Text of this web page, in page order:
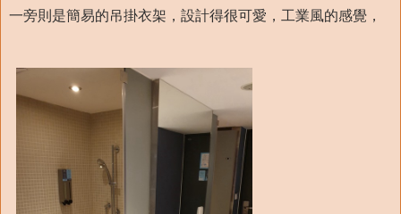
一旁則是簡易的吊掛衣架，設計得很可愛，工業風的感覺，